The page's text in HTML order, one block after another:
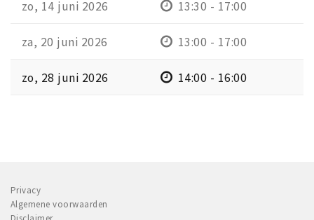
zo, 14 juni 2026 13:30 - 17:00
za, 20 juni 2026 13:00 - 17:00
zo, 28 juni 2026 14:00 - 16:00
Privacy
Algemene voorwaarden